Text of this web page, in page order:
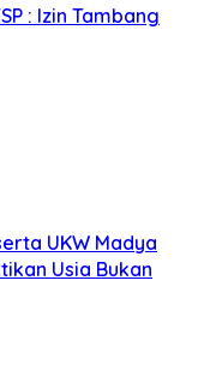
: Izin Tambang
UKW Madya
Usia Bukan